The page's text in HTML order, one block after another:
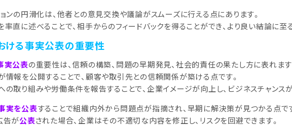
ョンの円滑化は、他者との意見交換や議論がスムーズに行える点にあります。
直に述べることで、相手からのフィードバックを得ることができ、より良い結論に至
ける事実公表の重要性
実公表の重要性は、信頼の構築、問題の早期発見、社会的責任の果たし方に表れます
情報を公開することで、顧客や取引先との信頼関係が築ける点です。
の取り組みや労働条件を報告することで、企業イメージが向上し、ビジネスチャンス
実を公表することで組織内外から問題点が指摘され、早期に解決策が見つかる点で
告が公表された場合、企業はその不適切な内容を修正し、リスクを回避できます。